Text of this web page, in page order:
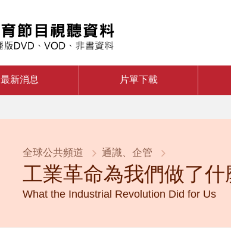
最新消息 片單下載
全球公共頻道 通識、企管
工業革命為我們做了什
What the Industrial Revolution Did for Us